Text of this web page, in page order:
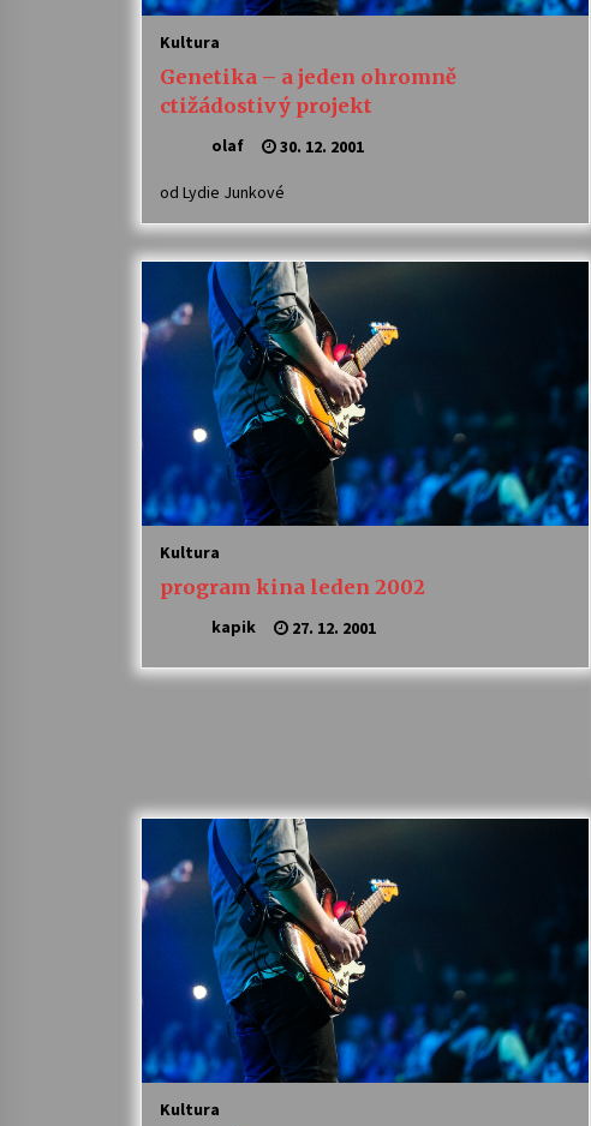
Kultura
Genetika – a jeden ohromně
ctižádostivý projekt
olaf 30. 12. 2001
od Lydie Junkové
Kultura
program kina leden 2002
kapik 27. 12. 2001
Kultura